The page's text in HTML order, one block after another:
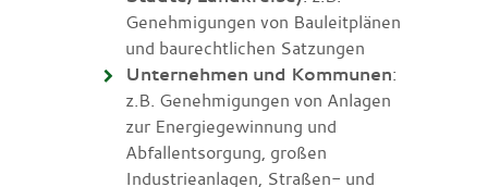
Genehmigungen von Bauleitplänen
und baurechtlichen Satzungen
Unternehmen und Kommunen:
z.B. Genehmigungen von Anlagen
zur Energiegewinnung und
Abfallentsorgung, großen
Industrieanlagen, Straßen- und